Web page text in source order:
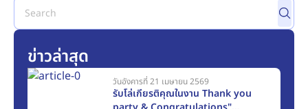
ข่าวล่าสุด
วันอังคารที่ 21 เมษายน 2569
รับโล่เกียรติคุณในงาน Thank you